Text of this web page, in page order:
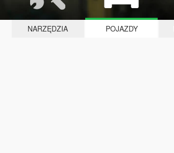
NARZĘDZIA POJAZDY